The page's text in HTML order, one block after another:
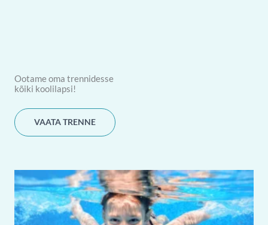
Ootame oma trennidesse
kõiki koolilapsi!
VAATA TRENNE